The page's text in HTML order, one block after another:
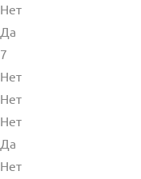
Нет
Да
7
Нет
Нет
Нет
Да
Нет